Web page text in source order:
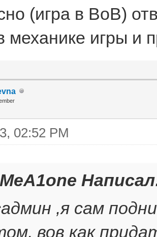
(игра в ВоВ)
механике игры и
02:52 PM
,я сам
вов как